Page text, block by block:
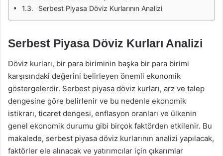
Serbest Piyasa Döviz Kurlarının Analizi
Serbest Piyasa Döviz Kurları Analizi
Döviz kurları, bir para biriminin başka bir para birimi
karşısındaki değerini belirleyen önemli ekonomik
göstergelerdir. Serbest piyasa döviz kurları, arz ve talep
dengesine göre belirlenir ve bu nedenle ekonomik
istikrarı, ticaret dengesi, enflasyon oranları ve ülkenin
genel ekonomik durumu gibi birçok faktörden etkilenir. Bu
makalede, serbest piyasa döviz kurlarının analizi yapılacak,
faktörler ele alınacak ve yatırımcılar için çıkarımlar